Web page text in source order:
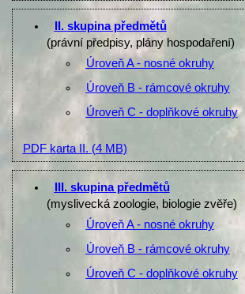
II. skupina předmětů
(právní předpisy, plány hospodaření)
Úroveň A - nosné okruhy
Úroveň B - rámcové okruhy
Úroveň C - doplňkové okruhy
PDF karta II. (4 MB)
III. skupina předmětů
(myslivecká zoologie, biologie zvěře)
Úroveň A - nosné okruhy
Úroveň B - rámcové okruhy
Úroveň C - doplňkové okruhy